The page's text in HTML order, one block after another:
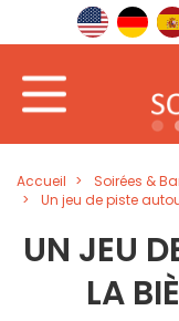
Accueil Soirées &
Un jeu de piste
UN JEU
LA